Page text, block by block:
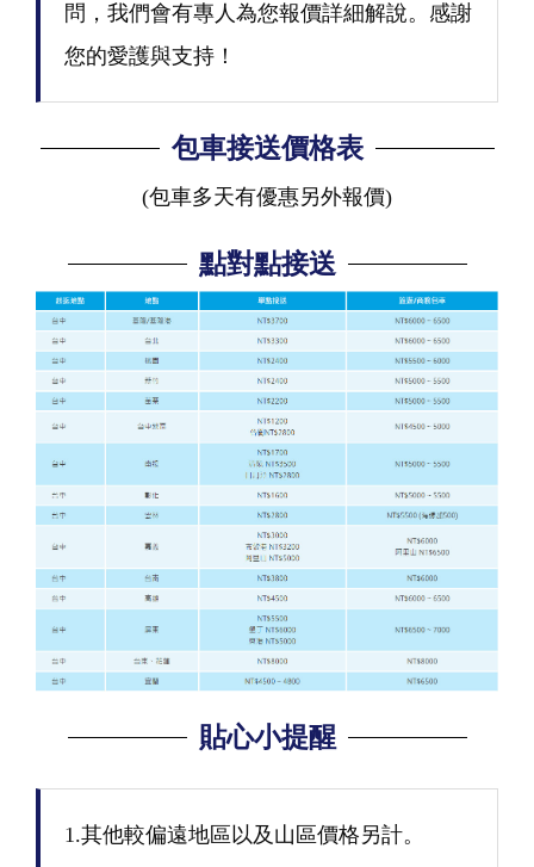
問，我們會有專人為您報價詳細解說。感謝
您的愛護與支持！
包車接送價格表
(包車多天有優惠另外報價)
點對點接送
貼心小提醒
1.其他較偏遠地區以及山區價格另計。